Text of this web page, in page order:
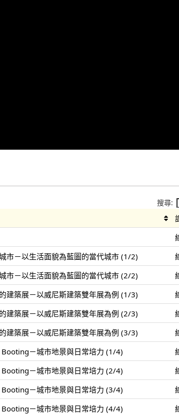
搜尋:
市－以生活面貌為藍圖的當代城市 (1/2)
市－以生活面貌為藍圖的當代城市 (2/2)
建築展－以威尼斯建築雙年展為例 (1/3)
建築展－以威尼斯建築雙年展為例 (2/3)
建築展－以威尼斯建築雙年展為例 (3/3)
－城市地景與日常培力 (1/4)
－城市地景與日常培力 (2/4)
－城市地景與日常培力 (3/4)
－城市地景與日常培力 (4/4)